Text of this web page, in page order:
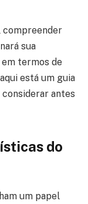
compreender
sua
em termos de
está um guia
antes
do
um papel